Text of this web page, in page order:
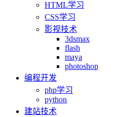
HTML学习
CSS学习
影视技术
3dsmax
flash
maya
photoshop
编程开发
php学习
python
建站技术